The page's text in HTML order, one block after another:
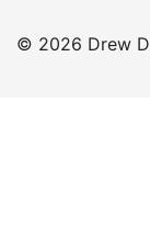
© 2026 Drew